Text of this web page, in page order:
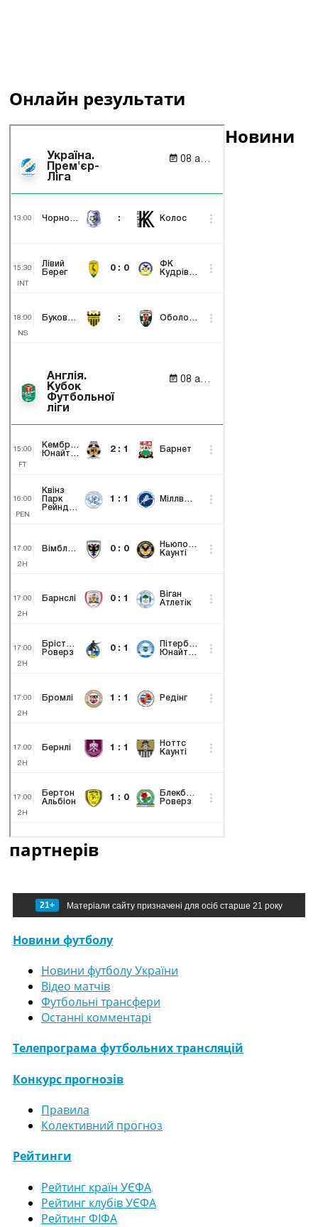
Онлайн результати
Новини
партнерів
21+ Матеріали сайту призначені для осіб старше 21 року
Новини футболу
Новини футболу України
Відео матчів
Футбольні трансфери
Останні комментарі
Телепрограма футбольних трансляцій
Конкурс прогнозів
Правила
Колективний прогноз
Рейтинги
Рейтинг країн УЄФА
Рейтинг клубів УЄФА
Рейтинг ФІФА